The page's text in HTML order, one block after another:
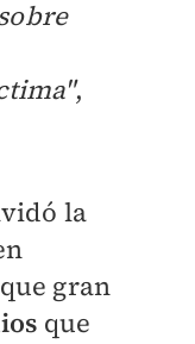
,
la
gran
que